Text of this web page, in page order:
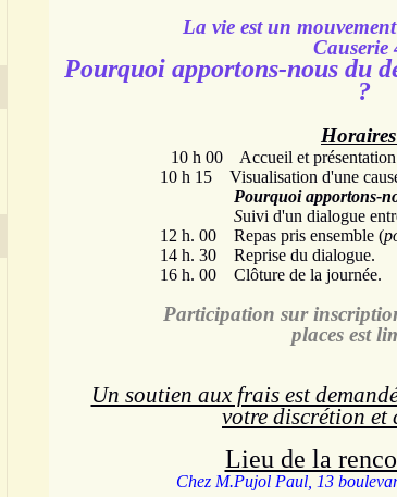
La vie est un
Causerie
Pourquoi apportons-nous du
?
10 h 00
Accueil et
10 h 15
Visualisation d'une
Pourquoi apportons-
Suivi d'un dialogue
12 h. 00
Repas pris ensemble (
14 h. 30
Reprise du dialogue.
16 h. 00
Clôture de la journée.
Participation sur
places est
Un soutien aux frais est
votre discrétion et
Lieu de la
Chez M.Pujol Paul, 13